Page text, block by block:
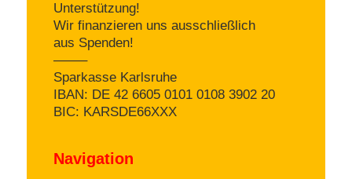
Unterstützung!
Wir finanzieren uns ausschließlich
aus Spenden!
——–
Sparkasse Karlsruhe
IBAN: DE 42 6605 0101 0108 3902 20
BIC: KARSDE66XXX
Navigation